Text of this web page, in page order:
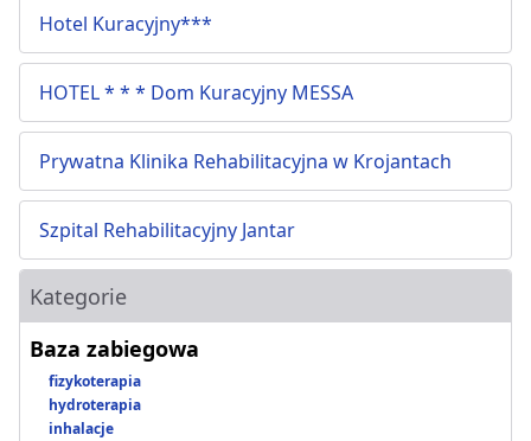
Hotel Kuracyjny***
HOTEL * * * Dom Kuracyjny MESSA
Prywatna Klinika Rehabilitacyjna w Krojantach
Szpital Rehabilitacyjny Jantar
Kategorie
Baza zabiegowa
fizykoterapia
hydroterapia
inhalacje